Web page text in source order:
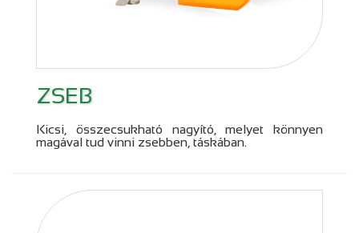
ZSEB
Kicsi, összecsukható nagyító, melyet könnyen
magával tud vinni zsebben, táskában.